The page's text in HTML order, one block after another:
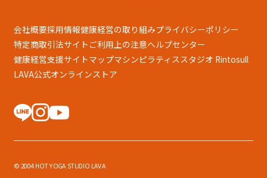
会社概要採用情報健康経営の取り組みプライバシーポリシー
特定商取引法サイトご利用上の注意ヘルプセンター
健康経営支援サイトマップマシンピラティススタジオ Rintosull
LAVA公式オンラインストア
© 2004 HOT YOGA STUDIO LAVA